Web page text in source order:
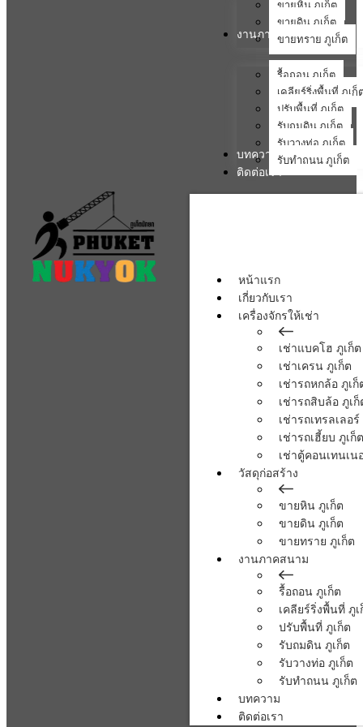
ขายหิน ภูเก็ต
ขายดิน ภูเก็ต
ขายทราย ภูเก็ต
งานภาคสนาม
รื้อถอน ภูเก็ต
เคลียร์ริ่งพื้นที่ ภูเก็
ปรับพื้นที่ ภูเก็ต
รับถมดิน ภูเก็ต
รับวางท่อ ภูเก็ต
รับทำถนน ภูเก็ต
บทความ
ติดต่อเรา
หน้าแรก
เกี่ยวกับเรา
เครื่องจักรให้เช่า
เช่าแบคโฮ ภูเก็ต
เช่าเครน ภูเก็ต
เช่ารถหกล้อ ภูเก็
เช่ารถสิบล้อ ภูเ
เช่ารถเทรลเลอ
เช่ารถเฮี้ยบ ภูเก็ต
เช่าตู้คอนเทนเน
วัสดุก่อสร้าง
ขายหิน ภูเก็ต
ขายดิน ภูเก็ต
ขายทราย ภูเก็ต
งานภาคสนาม
รื้อถอน ภูเก็ต
เคลียร์ริ่งพื้นที่ ภู
ปรับพื้นที่ ภูเก็ต
รับถมดิน ภูเก็ต
รับวางท่อ ภูเก็ต
รับทำถนน ภูเก็ต
บทความ
ติดต่อเรา